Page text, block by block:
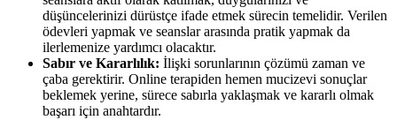
düşüncelerinizi dürüstçe ifade etmek sürecin temelidir. Verilen
ödevleri yapmak ve seanslar arasında pratik yapmak da
ilerlemenize yardımcı olacaktır.
Sabır ve Kararlılık: İlişki sorunlarının çözümü zaman ve
çaba gerektirir. Online terapiden hemen mucizevi sonuçlar
beklemek yerine, sürece sabırla yaklaşmak ve kararlı olmak
başarı için anahtardır.